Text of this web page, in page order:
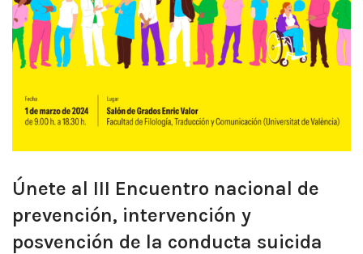
Únete al III Encuentro nacional de
prevención, intervención y
posvención de la conducta suicida